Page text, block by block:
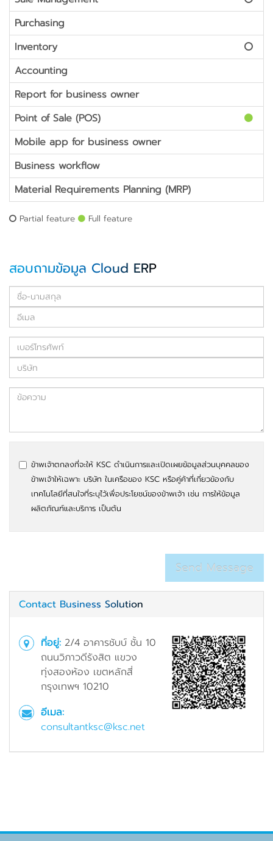
Purchasing
Inventory
Accounting
Report for business owner
Point of Sale (POS)
Mobile app for business owner
Business workflow
Material Requirements Planning (MRP)
Partial feature Full feature
สอบถามข้อมูล Cloud ERP
ข้าพเจ้าตกลงที่จะให้ KSC ดำเนินการและเปิดเผยข้อมูลส่วนบุคคลของ
ข้าพเจ้าให้เฉพาะ บริษัท ในเครือของ KSC หรือคู่ค้าที่เกี่ยวข้องกับ
เทคโนโลยีที่สนใจที่ระบุไว้เพื่อประโยชน์ของข้าพเจ้า เช่น การให้ข้อมูล
ผลิตภัณฑ์และบริการ เป็นต้น
Contact Business Solution
ที่อยู่: 2/4 อาคารชับบ์ ชั้น 10
ถนนวิภาวดีรังสิต แขวง
ทุ่งสองห้อง เขตหลักสี่
กรุงเทพฯ 10210
อีเมล:
consultantksc@ksc.net